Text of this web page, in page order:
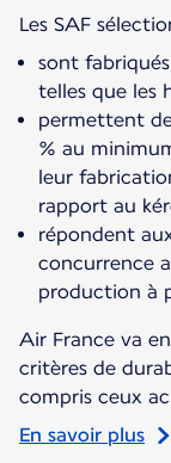
Les SAF
sont
telles que les
permettent
% au
leur
rapport au
répondent
concurrence
production à
Air France va
critères de
compris ceux
En savoir plus